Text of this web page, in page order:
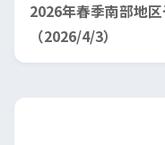
2026年春季南部地
（2026/4/3）